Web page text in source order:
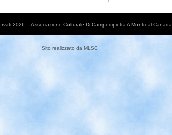
2026 - Associazione Culturale Di Campodipietra A Montreal Canada
Sito realizzato da MLSC